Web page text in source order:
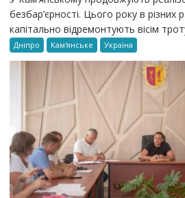
безбар’єрності. Цього року в різних
капітально відремонтують вісім
Дніпро Кам'янське Україна